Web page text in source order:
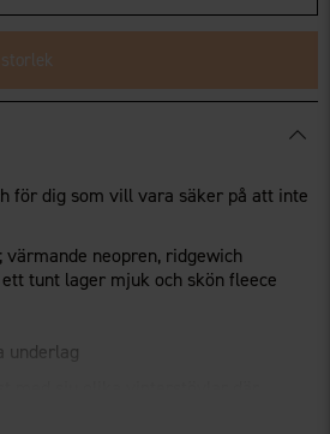
för dig som vill vara säker på att inte
neopren, ridgewich
tunt lager mjuk och skön fleece
underlag
med sju olika vinterstövlar där